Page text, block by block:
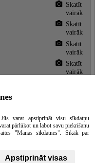
Skatīt
vairāk
Skatīt
vairāk
Skatīt
vairāk
Skatīt
vairāk
varat apstiprināt visu sīkdatņu
pārlūkot un labot savu piekrišanu
"Manas sīkdatnes". Sīkāk par
Apstiprināt visas